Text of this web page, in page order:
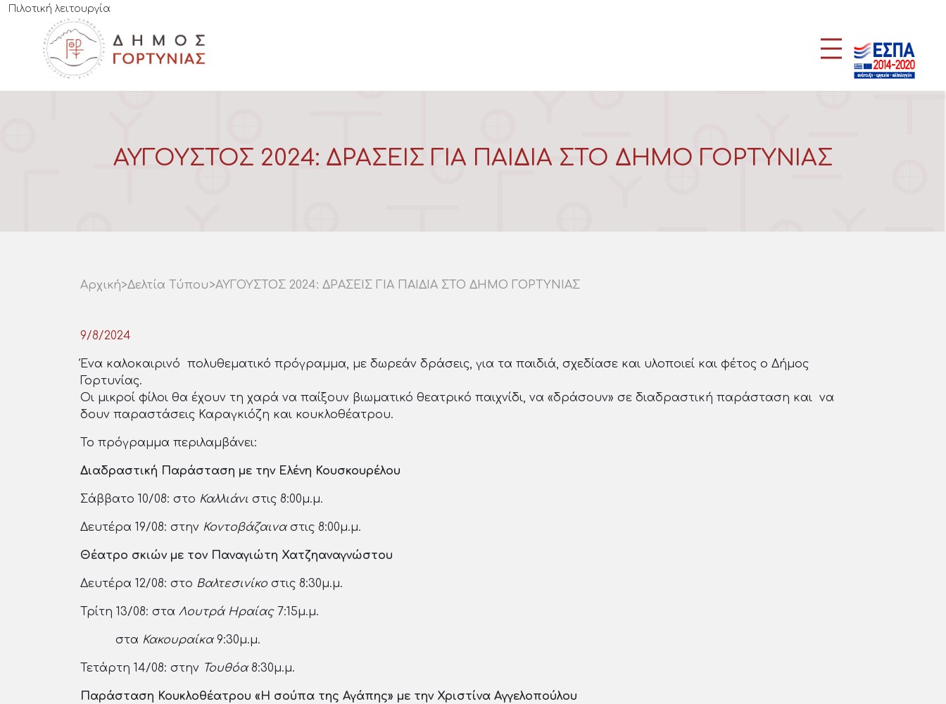
Πιλοτική λειτουργία
ΑΥΓΟΥΣΤΟΣ 2024: ΔΡΑΣΕΙΣ ΓΙΑ ΠΑΙΔΙΑ ΣΤΟ ΔΗΜΟ ΓΟΡΤΥΝΙΑΣ
Αρχική>Δελτία Τύπου>ΑΥΓΟΥΣΤΟΣ 2024: ΔΡΑΣΕΙΣ ΓΙΑ ΠΑΙΔΙΑ ΣΤΟ ΔΗΜΟ ΓΟΡΤΥΝΙΑΣ
9/8/2024
Ένα καλοκαιρινό πολυθεματικό πρόγραμμα, με δωρεάν δράσεις, για τα παιδιά, σχεδίασε και υλοποιεί και φέτος ο Δήμος
Γορτυνίας.
Οι μικροί φίλοι θα έχουν τη χαρά να παίξουν βιωματικό θεατρικό παιχνίδι, να «δράσουν» σε διαδραστική παράσταση και να
δουν παραστάσεις Καραγκιόζη και κουκλοθέατρου.
Το πρόγραμμα περιλαμβάνει:
Διαδραστική Παράσταση με την Ελένη Κουσκουρέλου
Σάββατο 10/08: στο Καλλιάνι στις 8:00μ.μ.
Δευτέρα 19/08: στην Κοντοβάζαιναστις 8:00μ.μ.
Θέατρο σκιών με τον Παναγιώτη Χατζηαναγνώστου
Δευτέρα 12/08: στο Βαλτεσινίκο στις 8:30μ.μ.
Τρίτη 13/08: στα Λουτρά Ηραίας7:15μ.μ.
στα Κακουραίκα 9:30μ.μ.
Τετάρτη 14/08: στην Τουθόα8:30μ.μ.
Παράσταση Κουκλοθέατρου «Η σούπα της Αγάπης» με την Χριστίνα Αγγελοπούλου